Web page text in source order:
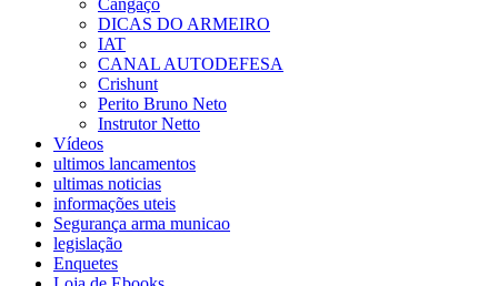
DICAS DO ARMEIRO
IAT
CANAL AUTODEFESA
Crishunt
Perito Bruno Neto
Instrutor Netto
Vídeos
ultimos lancamentos
ultimas noticias
informações uteis
Segurança arma municao
legislação
Enquetes